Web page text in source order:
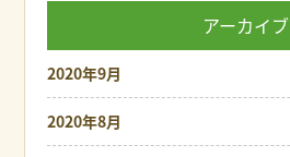
アーカイブ
2020年9月
2020年8月